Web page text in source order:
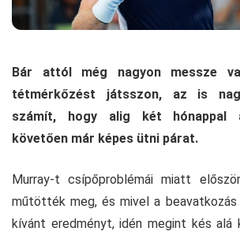
Bár attól még nagyon messze
tétmérkőzést játsszon, az is
számít, hogy alig két hónappal
követően már képes ütni párat.
Murray-t csípőproblémái miatt
műtötték meg, és mivel a
kívánt eredményt, idén megint kés